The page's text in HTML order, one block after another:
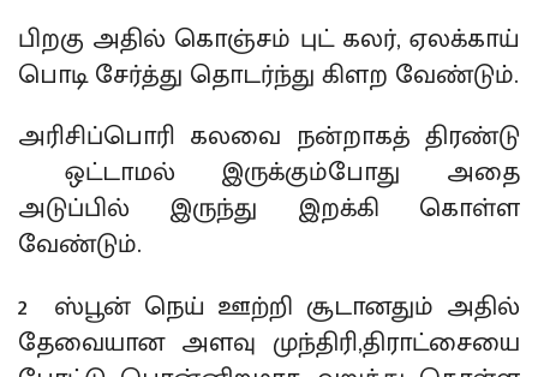
பிறகு அதில் கொஞ்சம் புட் கலர், ஏலக்காய்
பொடி சேர்த்து தொடர்ந்து கிளற வேண்டும்.
அரிசிப்பொரி கலவை நன்றாகத் திரண்டு
ஒட்டாமல் இருக்கும்போது அதை
அடுப்பில் இருந்து இறக்கி கொள்ள
வேண்டும்.
2 ஸ்பூன் நெய் ஊற்றி சூடானதும் அதில்
தேவையான அளவு முந்திரி,திராட்சையை